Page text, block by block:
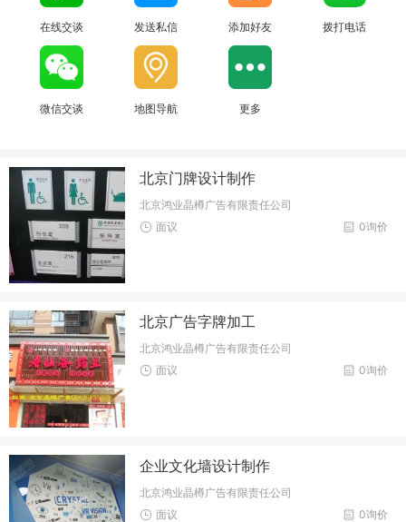
在线交谈 发送私信 添加好友 拨打电话
微信交谈 地图导航 更多
北京门牌设计制作
北京鸿业晶樽广告有限责任公司
0询价
面议
北京广告字牌加工
北京鸿业晶樽广告有限责任公司
0询价
面议
企业文化墙设计制作
北京鸿业晶樽广告有限责任公司
0询价
面议